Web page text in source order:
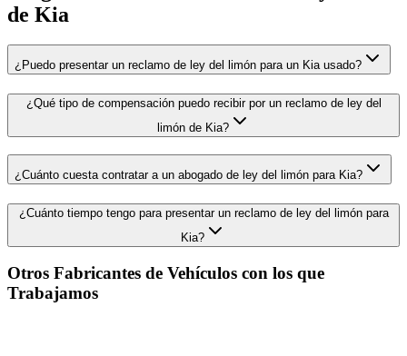
de Kia
¿Puedo presentar un reclamo de ley del limón para un Kia usado?
¿Qué tipo de compensación puedo recibir por un reclamo de ley del
limón de Kia?
¿Cuánto cuesta contratar a un abogado de ley del limón para Kia?
¿Cuánto tiempo tengo para presentar un reclamo de ley del limón para
Kia?
Otros Fabricantes de Vehículos con los que
Trabajamos